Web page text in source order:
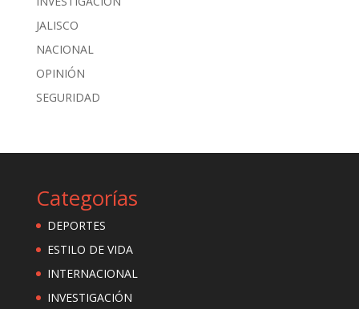
JALISCO
NACIONAL
OPINIÓN
SEGURIDAD
Categorías
DEPORTES
ESTILO DE VIDA
INTERNACIONAL
INVESTIGACIÓN